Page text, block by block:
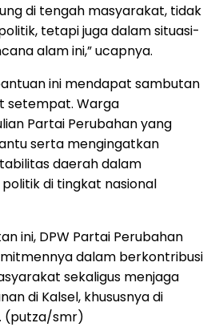
di tengah masyarakat, tidak
tetapi juga dalam situasi-
alam ini,” ucapnya.
ini mendapat sambutan
setempat. Warga
Partai Perubahan yang
serta mengingatkan
daerah dalam
di tingkat nasional
ini, DPW Partai Perubahan
dalam berkontribusi
sekaligus menjaga
di Kalsel, khususnya di
(putza/smr)